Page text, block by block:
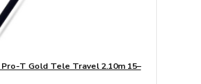
T Gold Tele Travel 2.10m 15–